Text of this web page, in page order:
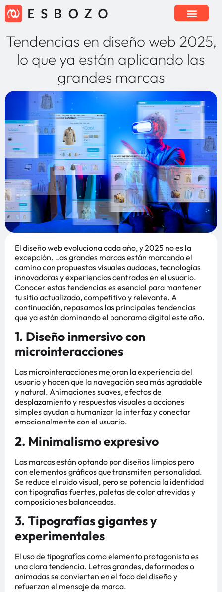
Tendencias en diseño web 2025,
lo que ya están aplicando las
grandes marcas
El diseño web evoluciona cada año, y 2025 no es la
excepción. Las grandes marcas están marcando el
camino con propuestas visuales audaces, tecnologías
innovadoras y experiencias centradas en el usuario.
Conocer estas tendencias es esencial para mantener
tu sitio actualizado, competitivo y relevante. A
continuación, repasamos las principales tendencias
que ya están dominando el panorama digital este año.
1. Diseño inmersivo con
microinteracciones
Las microinteracciones mejoran la experiencia del
usuario y hacen que la navegación sea más agradable
y natural. Animaciones suaves, efectos de
desplazamiento y respuestas visuales a acciones
simples ayudan a humanizar la interfaz y conectar
emocionalmente con el usuario.
2. Minimalismo expresivo
Las marcas están optando por diseños limpios pero
con elementos gráficos que transmiten personalidad.
Se reduce el ruido visual, pero se potencia la identidad
con tipografías fuertes, paletas de color atrevidas y
composiciones balanceadas.
3. Tipografías gigantes y
experimentales
El uso de tipografías como elemento protagonista es
una clara tendencia. Letras grandes, deformadas o
animadas se convierten en el foco del diseño y
refuerzan el mensaje de marca.